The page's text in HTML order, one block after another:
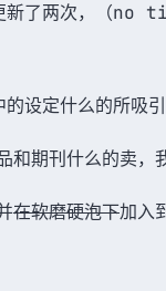
新了两次，（no
设定什么的所吸
期刊什么的卖
在软磨硬泡下加入